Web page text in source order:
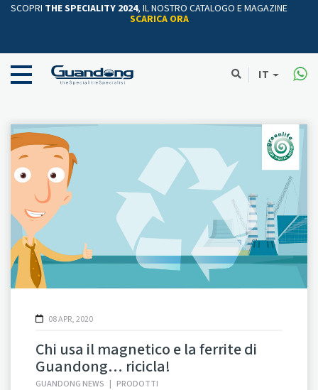
SCOPRI THE SPECIALITY 2024, IL NOSTRO CATALOGO E MAGAZINE
SCARICA ORA
IT
08 APR, 2020
Chi usa il magnetico e la ferrite di
Guandong… ricicla!
GUANDONG NEWS PRODOTTI